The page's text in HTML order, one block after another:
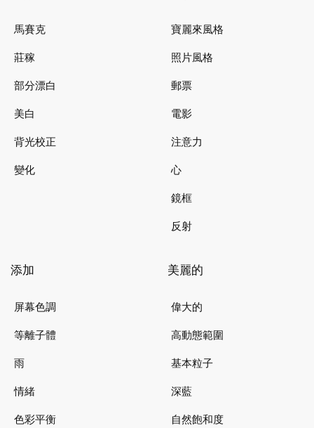
馬賽克
莊稼
部分漂白
美白
背光校正
變化
寶麗來風格
照片風格
郵票
電影
注意力
心
鏡框
反射
添加
屏幕色調
等離子體
雨
情緒
色彩平衡
美麗的
偉大的
高動態範圍
基本粒子
深藍
自然飽和度